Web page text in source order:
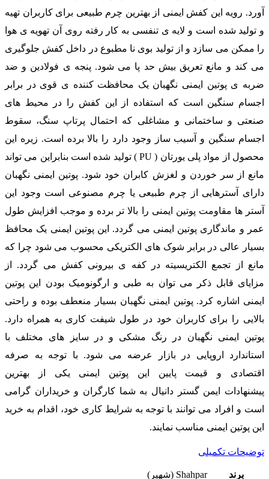
آورد. رویه این کفش ایمنی از بهترین چرم طبیعی برای کاربران تهیه
و تولید شده است و لایه ی تنفسی به کار رفته روی آن تهویه ی هوا
را ممکن می سازد و از تولید بوی نا مطبوع در داخل کفش جلوگیری
می کند و مانع تعریق بیش حد پا می شود. پنجه ی فولادین و ضد
ضربه ی پوتین ایمنی نگهبان یک محافظت کننده ی قوی در برابر
اجسام سنگین است که استفاده از این کفش را در محیط های
صنعتی و ساختمانی و مشاغلی که احتمال پرتاپ سنگ، سقوط
اجسام سنگین و آسیب ساز وجود دارد را بالا برده است. زیره این
محصول از مواد پلی یورتان ( PU ) تولید شده است بنابراین می تواند
مانع از سر خوردن و لغزش کابران خود شود. پوتین ایمنی نگهبان
دارای آسترهایی از چرم طبیعی یا چرم مصنوعی است وجود این
آستر ها مقاومت پوتین ایمنی را بالا تر برده و موجب افزایش طول
عمر و ماندگاری پوتین ایمنی می گردد. این پوتین ایمنی یک محافظ
بسیار عالی در برابر شوک های الکتریکی محسوب می شود چرا که
مانع از تجمع الکتریسیته در کفه ی بیرونی کفش می گردد. از
مزایای قابل ذکر می توان به طبی و ارگونومیک بودن این پوتین
ایمنی اشاره کرد. پوتین ایمنی نگهبان بسیار منعطف بوده و راحتی
بالایی را برای کاربران خود در طول شیفت کاری به همراه دارد.
پوتین ایمنی نگهبان در رنگ مشکی و در سایز های مختلف با
استاندارد اروپایی در بازار عرضه می شود. با توجه به صرفه
اقتصادی و قیمت پایین این پوتین ایمنی یکی از بهترین
پیشنهادات ایمن گستر دانیال به شما کارگران و خریداران گرامی
است و افراد می توانند با توجه به شرایط کاری خود، اقدام به خرید
این پوتین ایمنی مناسب نمایند.
توضیحات تکمیلی
برند Shahpar (شهپر)